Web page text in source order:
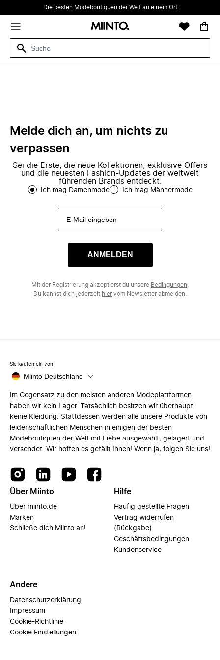
Die besten Modeboutiquen der Welt an einem Ort
Melde dich an, um nichts zu
verpassen
Sei die Erste, die neue Kollektionen, exklusive Offers
und die neuesten Fashion-Updates der weltweit
führenden Brands entdeckt.
Ich mag Damenmode Ich mag Männermode
ANMELDEN
Mit der Registrierung akzeptierst du unsere Bedingungen
Du kannst dich jederzeit hiervom Newsletter abmelden.
Sie kaufen ein von
Miinto Deutschland
Im Gegensatz zu den meisten anderen Modeplattformen
haben wir kein Lager. Tatsächlich besitzen wir überhaupt
keine Kleidung. Stattdessen werden alle unsere Produkte von
leidenschaftlichen Menschen in einigen der besten
Modeboutiquen der Welt mit Liebe ausgewählt, gelagert und
versendet. Wir hoffen es gefällt Ihnen! Wenn ja, folgen Sie uns!
Über Miinto
Über miinto.de
Marken
Schließe dich Miinto an!
Hilfe
Häufig gestellte Fragen
Vertrag widerrufen
(Rückgabe)
Geschäftsbedingungen
Kundenservice
Andere
Datenschutzerklärung
Impressum
Cookie-Richtlinie
Cookie Einstellungen